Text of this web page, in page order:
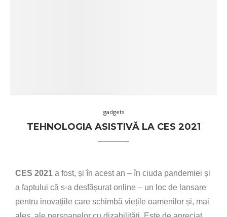
gadgets
TEHNOLOGIA ASISTIVĂ LA CES 2021
CES 2021 a fost, și în acest an – în ciuda pandemiei și
a faptului că s-a desfășurat online – un loc de lansare
pentru inovațiile care schimbă viețile oamenilor și, mai